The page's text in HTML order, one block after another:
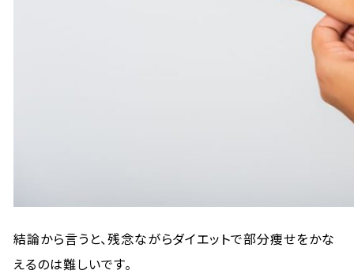
結論から言うと、残念ながらダイエットで部分痩せをかな
えるのは難しいです。